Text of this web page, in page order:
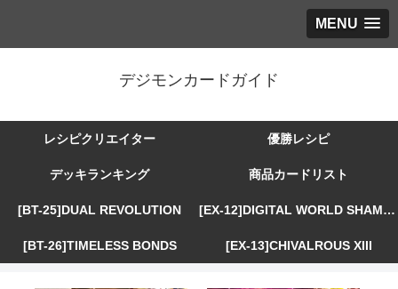
MENU
デジモンカードガイド
レシピクリエイター 優勝レシピ
デッキランキング 商品カードリスト
[BT-25]DUAL REVOLUTION [EX-12]DIGITAL WORLD SHAMBALA
[BT-26]TIMELESS BONDS [EX-13]CHIVALROUS XIII